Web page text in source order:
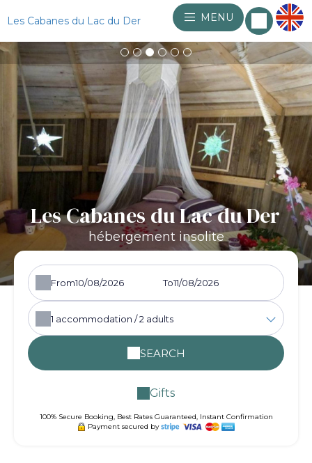
Les Cabanes du Lac du Der MENU
Les Cabanes du Lac du Der
hébergement insolite
From To
1 accommodation /2 adults
SEARCH
Gifts
100% Secure Booking, Best Rates Guaranteed, Instant Confirmation
Payment secured by